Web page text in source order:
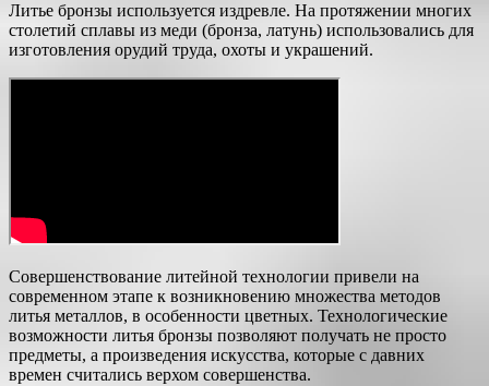
Литье бронзы используется издревле. На протяжении многих
столетий сплавы из меди (бронза, латунь) использовались для
изготовления орудий труда, охоты и украшений.
Совершенствование литейной технологии привели на
современном этапе к возникновению множества методов
литья металлов, в особенности цветных. Технологические
возможности литья бронзы позволяют получать не просто
предметы, а произведения искусства, которые с давних
времен считались верхом совершенства.